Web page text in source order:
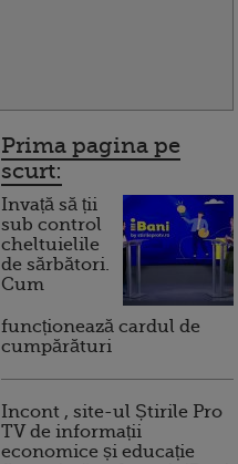
Prima pagina pe
scurt:
Invață să ții
sub control
cheltuielile
de sărbători.
Cum
funcționează cardul de
cumpărături
Incont , site-ul Știrile Pro
TV de informații
economice și educație